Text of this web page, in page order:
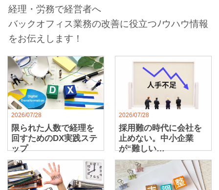
経理・労務で経営者へ
バックオフィス業務の改善に役立つﾉウハウ情報
をお伝えします！
2026/07/28
限られた人数で経理を
回すためのDX実践ステ
ップ
2026/07/28
採用難の時代に会社を
止めない。中小企業
が“難しい…